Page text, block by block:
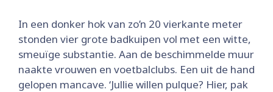
In een donker hok van zo’n 20 vierkante meter
stonden vier grote badkuipen vol met een witte,
smeuïge substantie. Aan de beschimmelde muur
naakte vrouwen en voetbalclubs. Een uit de hand
gelopen mancave. ‘Jullie willen pulque? Hier, pak